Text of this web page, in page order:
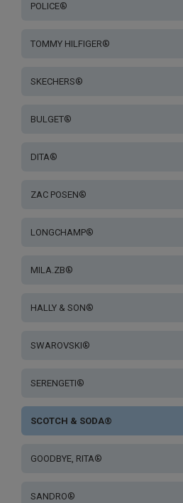
POLICE®
TOMMY HILFIGER®
SKECHERS®
BULGET®
DITA®
ZAC POSEN®
LONGCHAMP®
MILA.ZB®
HALLY & SON®
SWAROVSKI®
SERENGETI®
SCOTCH & SODA®
GOODBYE, RITA®
SANDRO®